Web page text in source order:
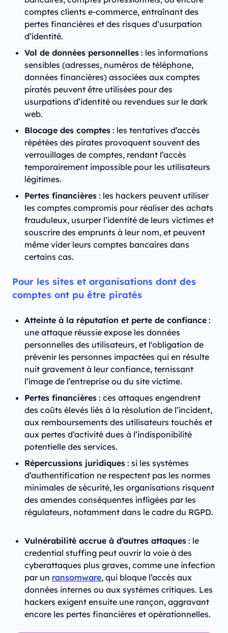
comptes clients e-commerce, entraînant des
pertes financières et des risques d’usurpation
d’identité.
Vol de données personnelles : les informations
sensibles (adresses, numéros de téléphone,
données financières) associées aux comptes
piratés peuvent être utilisées pour des
usurpations d’identité ou revendues sur le dark
web.
Blocage des comptes : les tentatives d’accès
répétées des pirates provoquent souvent des
verrouillages de comptes, rendant l’accès
temporairement impossible pour les utilisateurs
légitimes.
Pertes financières : les hackers peuvent utiliser
les comptes compromis pour réaliser des achats
frauduleux, usurper l’identité de leurs victimes et
souscrire des emprunts à leur nom, et peuvent
même vider leurs comptes bancaires dans
certains cas.
Pour les sites et organisations dont des
comptes ont pu être piratés
Atteinte à la réputation et perte de confiance :
une attaque réussie expose les données
personnelles des utilisateurs, et l'obligation de
prévenir les personnes impactées qui en résulte
nuit gravement à leur confiance, ternissant
l’image de l’entreprise ou du site victime.
Pertes financières : ces attaques engendrent
des coûts élevés liés à la résolution de l’incident,
aux remboursements des utilisateurs touchés et
aux pertes d’activité dues à l’indisponibilité
potentielle des services.
Répercussions juridiques : si les systèmes
d’authentification ne respectent pas les normes
minimales de sécurité, les organisations risquent
des amendes conséquentes infligées par les
régulateurs, notamment dans le cadre du RGPD.
Vulnérabilité accrue à d’autres attaques : le
credential stuffing peut ouvrir la voie à des
cyberattaques plus graves, comme une infection
par un ransomware, qui bloque l’accès aux
données internes ou aux systèmes critiques. Les
hackers exigent ensuite une rançon, aggravant
encore les pertes financières et opérationnelles.